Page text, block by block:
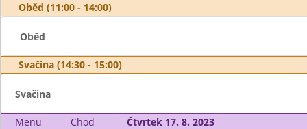
Oběd (11:00 - 14:00)
Oběd
Svačina (14:30 - 15:00)
Svačina
Menu Chod
Čtvrtek 17. 8. 2023